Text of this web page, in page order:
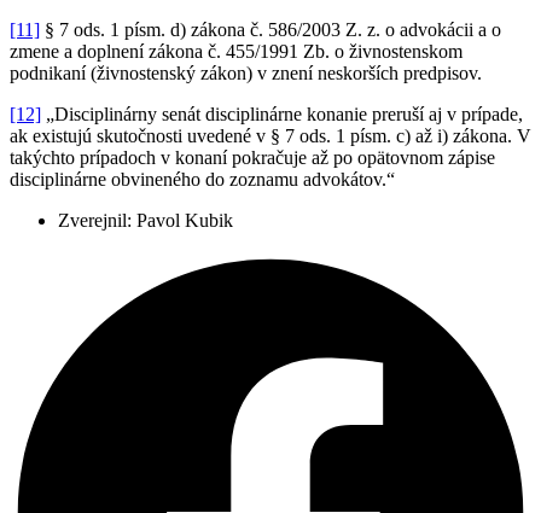
[11] § 7 ods. 1 písm. d) zákona č. 586/2003 Z. z. o advokácii a o
zmene a doplnení zákona č. 455/1991 Zb. o živnostenskom
podnikaní (živnostenský zákon) v znení neskorších predpisov.
[12] „Disciplinárny senát disciplinárne konanie preruší aj v prípade,
ak existujú skutočnosti uvedené v § 7 ods. 1 písm. c) až i) zákona. V
takýchto prípadoch v konaní pokračuje až po opätovnom zápise
disciplinárne obvineného do zoznamu advokátov.“
Zverejnil: Pavol Kubik